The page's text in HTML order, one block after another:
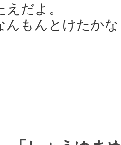
だよ。
んもんとけたか